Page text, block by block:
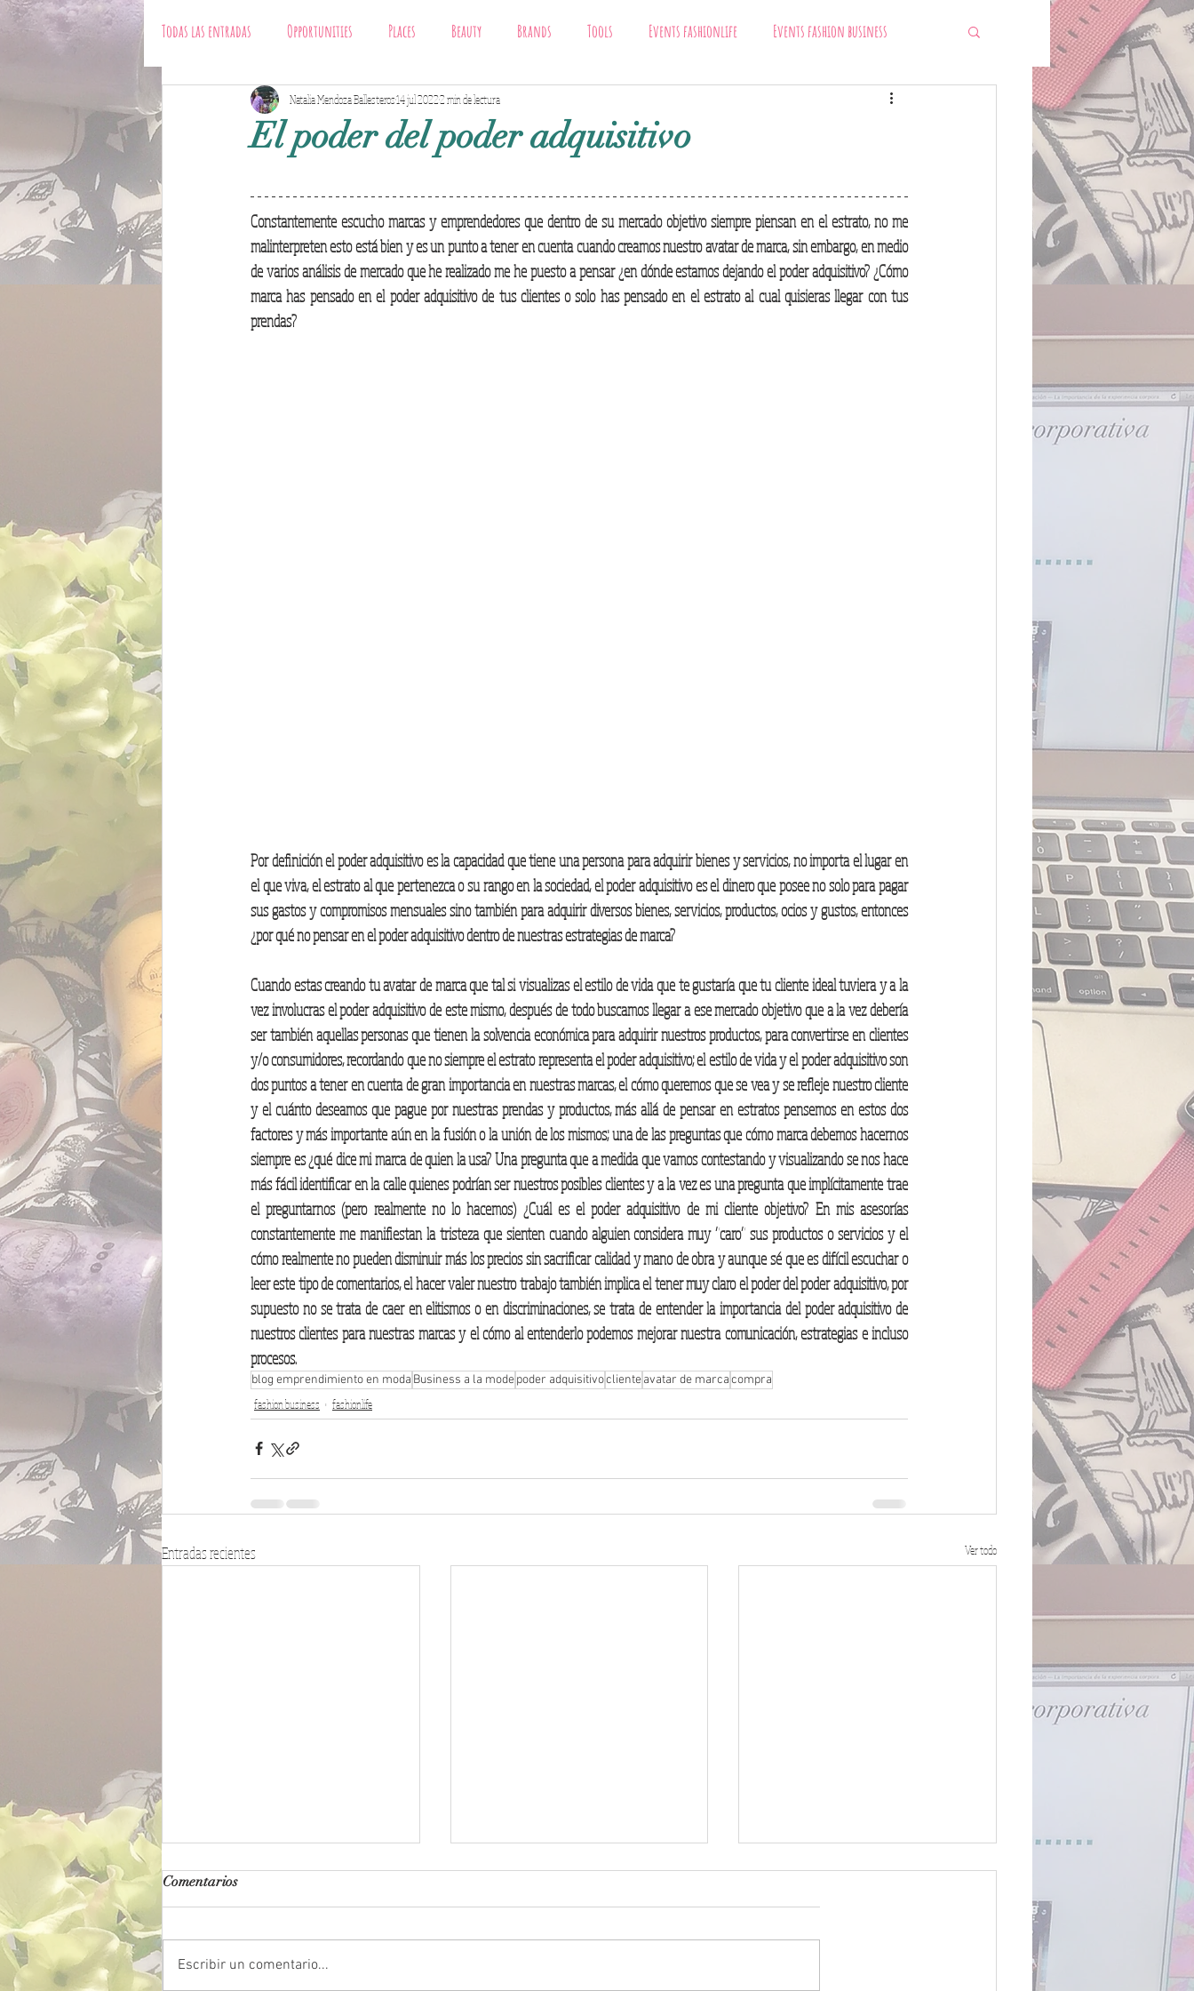
Todas las entradas Opportunities Places Beauty Brands Tools Events fashionlife Events fashion business
fashion business Designers Trends fashionlife
El poder del poder adquisitivo
Natalia Mendoza Ballesteros14 jul 20222 min de lectura
Constantemente escucho marcas y emprendedores que dentro de su mercado objetivo siempre piensan en el estrato, no me
malinterpreten esto está bien y es un punto a tener en cuenta cuando creamos nuestro avatar de marca, sin embargo, en medio
de varios análisis de mercado que he realizado me he puesto a pensar ¿en dónde estamos dejando el poder adquisitivo? ¿Cómo
marca has pensado en el poder adquisitivo de tus clientes o solo has pensado en el estrato al cual quisieras llegar con tus
prendas?
Por definición el poder adquisitivo es la capacidad que tiene una persona para adquirir bienes y servicios, no importa el lugar en
el que viva, el estrato al que pertenezca o su rango en la sociedad, el poder adquisitivo es el dinero que posee no solo para pagar
sus gastos y compromisos mensuales sino también para adquirir diversos bienes, servicios, productos, ocios y gustos, entonces
¿por qué no pensar en el poder adquisitivo dentro de nuestras estrategias de marca?
Cuando estas creando tu avatar de marca que tal si visualizas el estilo de vida que te gustaría que tu cliente ideal tuviera y a la
vez involucras el poder adquisitivo de este mismo, después de todo buscamos llegar a ese mercado objetivo que a la vez debería
ser también aquellas personas que tienen la solvencia económica para adquirir nuestros productos, para convertirse en clientes
y/o consumidores, recordando que no siempre el estrato representa el poder adquisitivo; el estilo de vida y el poder adquisitivo son
dos puntos a tener en cuenta de gran importancia en nuestras marcas, el cómo queremos que se vea y se refleje nuestro cliente
y el cuánto deseamos que pague por nuestras prendas y productos, más allá de pensar en estratos pensemos en estos dos
factores y más importante aún en la fusión o la unión de los mismos; una de las preguntas que cómo marca debemos hacernos
siempre es ¿qué dice mi marca de quien la usa? Una pregunta que a medida que vamos contestando y visualizando se nos hace
más fácil identificar en la calle quienes podrían ser nuestros posibles clientes y a la vez es una pregunta que implícitamente trae
el preguntarnos (pero realmente no lo hacemos) ¿Cuál es el poder adquisitivo de mi cliente objetivo? En mis asesorías
constantemente me manifiestan la tristeza que sienten cuando alguien considera muy “caro” sus productos o servicios y el
cómo realmente no pueden disminuir más los precios sin sacrificar calidad y mano de obra y aunque sé que es difícil escuchar o
leer este tipo de comentarios, el hacer valer nuestro trabajo también implica el tener muy claro el poder del poder adquisitivo, por
supuesto no se trata de caer en elitismos o en discriminaciones, se trata de entender la importancia del poder adquisitivo de
nuestros clientes para nuestras marcas y el cómo al entenderlo podemos mejorar nuestra comunicación, estrategias e incluso
procesos.
blog emprendimiento en moda Business a la modepoder adquisitivoclienteavatar de marcacompra
fashion business fashionlife
Entradas recientes Ver todo
Comentarios
Escribir un comentario...